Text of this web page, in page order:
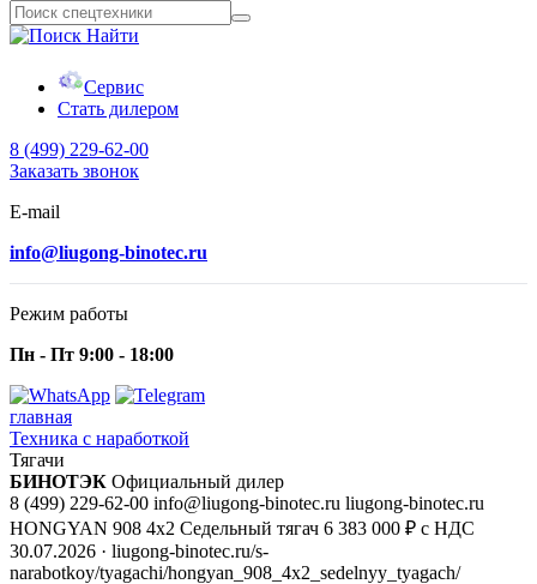
Найти
Сервис
Стать дилером
8 (499) 229-62-00
Заказать звонок
E-mail
info@liugong-binotec.ru
Режим работы
Пн - Пт 9:00 - 18:00
главная
Техника с наработкой
Тягачи
БИНОТЭК Официальный дилер
8 (499) 229-62-00 info@liugong-binotec.ru liugong-binotec.ru
HONGYAN 908 4x2 Седельный тягач 6 383 000 ₽ с НДС
30.07.2026 · liugong-binotec.ru/s-
narabotkoy/tyagachi/hongyan_908_4x2_sedelnyy_tyagach/